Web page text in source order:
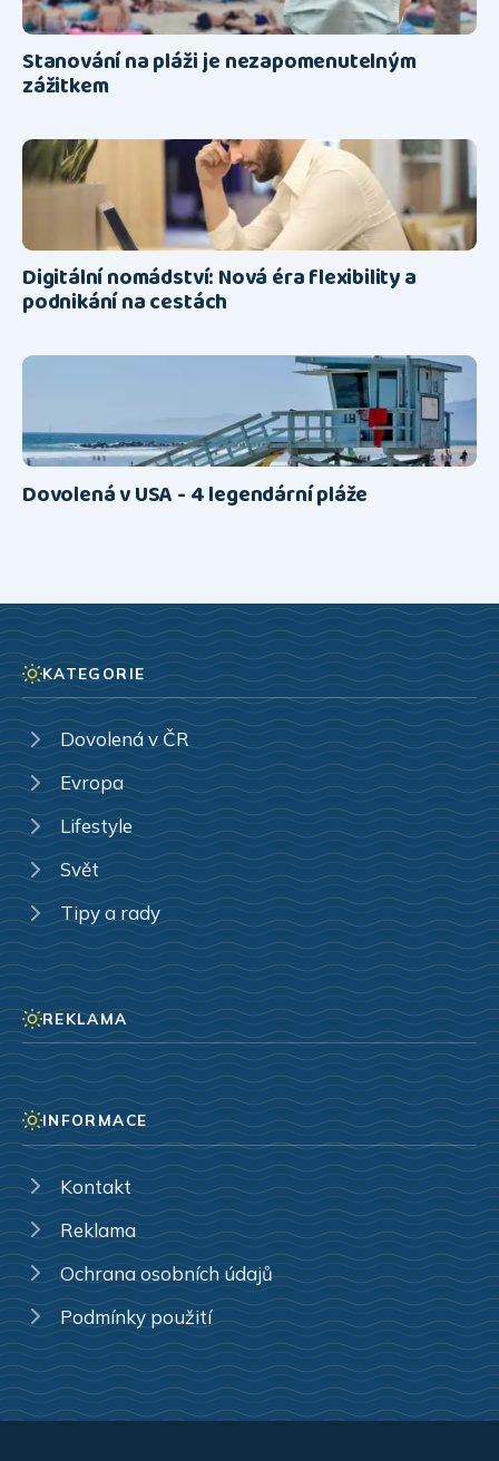
Stanování na pláži je nezapomenutelným
zážitkem
Digitální nomádství: Nová éra flexibility a
podnikání na cestách
Dovolená v USA - 4 legendární pláže
KATEGORIE
Dovolená v ČR
Evropa
Lifestyle
Svět
Tipy a rady
REKLAMA
INFORMACE
Kontakt
Reklama
Ochrana osobních údajů
Podmínky použití